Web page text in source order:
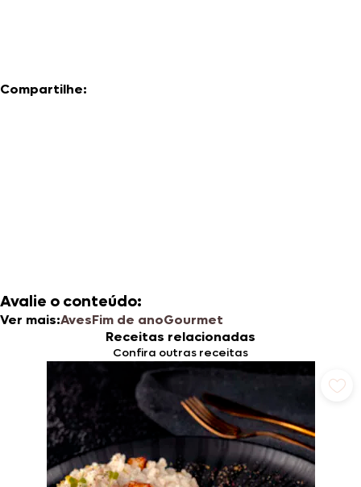
Compartilhe:
Avalie o conteúdo:
Ver mais:AvesFim de anoGourmet
Receitas relacionadas
Confira outras receitas